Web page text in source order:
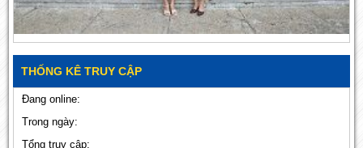
THỐNG KÊ TRUY CẬP
Đang online:
Trong ngày:
Tổng truy cập: